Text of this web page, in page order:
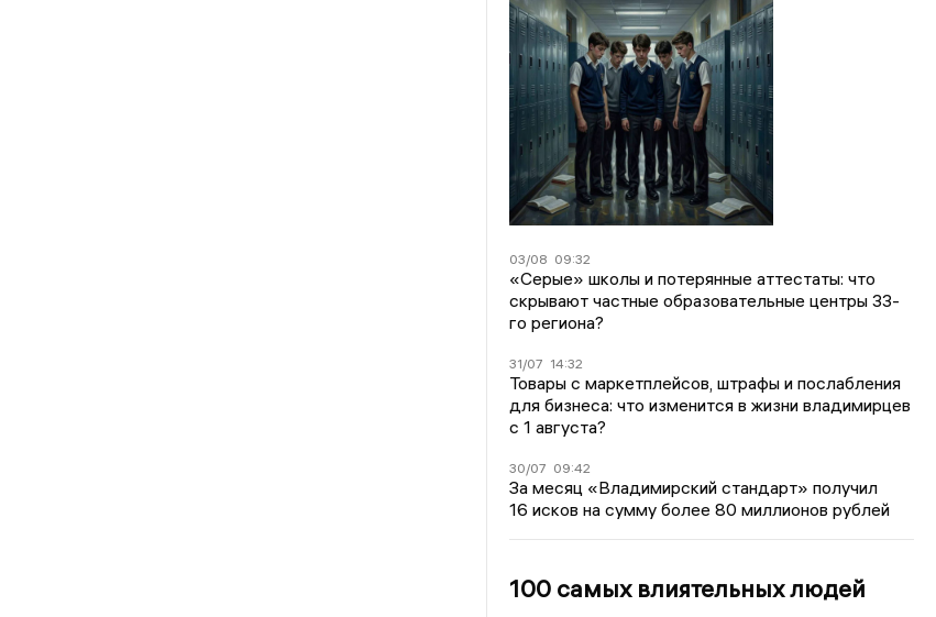
03/08 09:32
«Серые» школы и потерянные аттестаты: что
скрывают частные образовательные центры 33-
го региона?
31/07 14:32
Товары с маркетплейсов, штрафы и послабления
для бизнеса: что изменится в жизни владимирцев
с 1 августа?
30/07 09:42
За месяц «Владимирский стандарт» получил
16 исков на сумму более 80 миллионов рублей
100 самых влиятельных людей